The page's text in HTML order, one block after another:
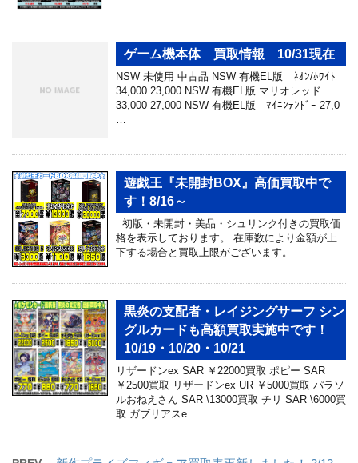
ゲーム機本体 買取情報 10/31現在
NSW 未使用 中古品 NSW 有機EL版 ﾈｵﾝ/ﾎﾜｲﾄ
34,000 23,000 NSW 有機EL版 マリオレッド
33,000 27,000 NSW 有機EL版 ﾏｲﾆﾝﾃﾝﾄﾞｰ 27,0
…
遊戯王『未開封BOX』高価買取中で
す！8/16～
初版・未開封・美品・シュリンク付きの買取価
格を表示しております。 在庫数により金額が上
下する場合と買取上限がございます。
黒炎の支配者・レイジングサーフ シン
グルカードも高額買取実施中です！
10/19・10/20・10/21
リザードンex SAR ￥22000買取 ポピー SAR
￥2500買取 リザードンex UR ￥5000買取 パラソ
ルおねえさん SAR \13000買取 チリ SAR \6000買
取 ガブリアスe …